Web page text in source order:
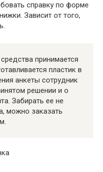
справку по форме
Зависит от того,
принимается
пластик в
анкеты сотрудник
решении и о
Забирать ее не
можно заказать